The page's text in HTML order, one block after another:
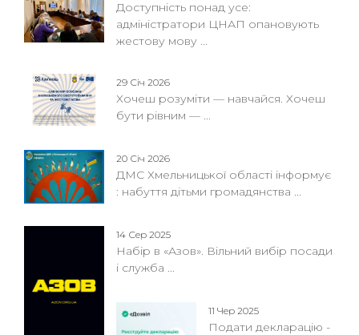
Доступність понад усе:
адміністратори ЦНАП опановують
жестову мову ...
29 Січ 2026
Хочеш розуміти — навчайся. Хочеш
бути рівним — ...
20 Січ 2026
ДМС Хмельницької області інформує
: набуття дітьми громадянства ...
14 Сер 2025
Набір в «Азов». Вільний вибір посади
і служба ...
11 Чер 2025
Подати декларацію -